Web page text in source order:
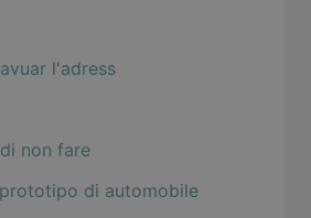
l'adress
non fare
di automobile